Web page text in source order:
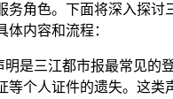
务角色。下面将深入探讨
体内容和流程：
是三江都市报最常见的
等个人证件的遗失。这类